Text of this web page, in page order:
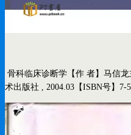
骨科临床诊断学 【作 者】马信
术出版社 , 2004.03 【ISBN号】7-